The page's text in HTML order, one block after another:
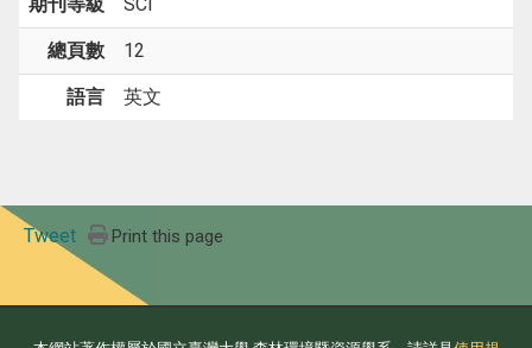
總頁數 12
語言 英文
Tweet Print this page